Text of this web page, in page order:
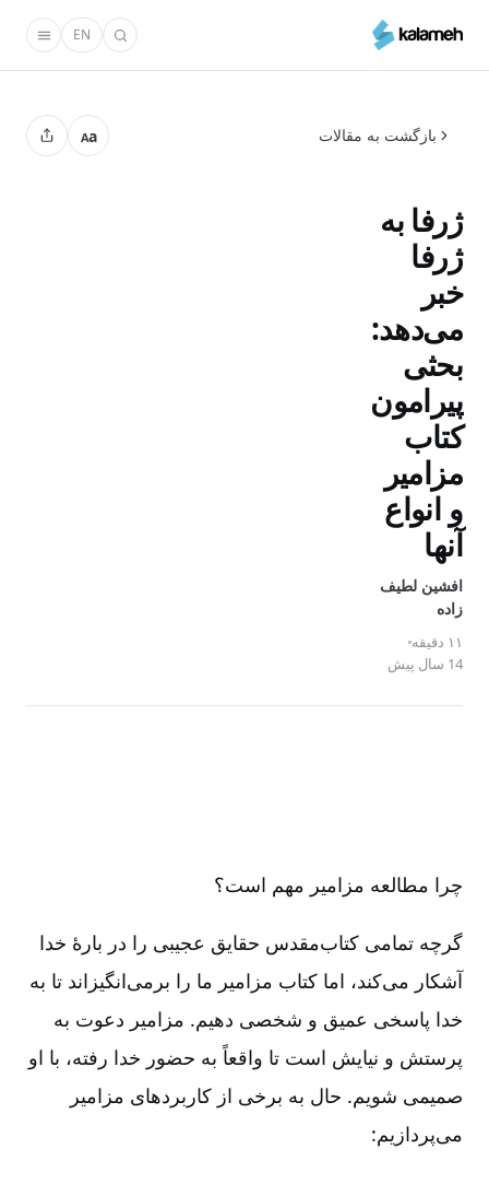
محتوای
EN
بازگشت به مقالات Aa
ژرفا به
ژرفا
خبر
می‌‌دهد:
بحثی
پیرامون
کتاب
مزامیر
و انواع
آنها
افشین لطیف
زاده
۱۱ دقیقه
14 سال پیش
چرا مطالعه مزامیر مهم است؟
گرچه تمامی کتاب‌‌مقدس حقایق عجیبی را در بارۀ خدا
آشکار می‌‌کند، اما کتاب مزامیر ما را برمی‌‌انگیزاند تا به
خدا پاسخی عمیق و شخصی دهیم. مزامیر دعوت به
پرستش و نیایش است تا واقعاً به حضور خدا رفته، با او
صمیمی شویم. حال به برخی از کاربردهای مزامیر
می‌‌پردازیم: